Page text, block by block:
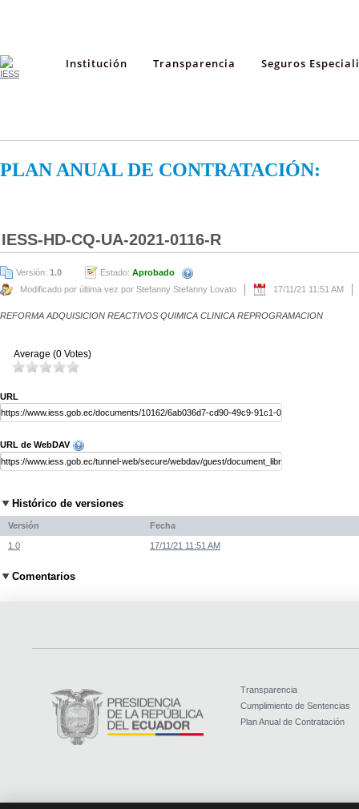
Institución Transparencia Seguros
PLAN ANUAL DE CONTRATACIÓN:
IESS-HD-CQ-UA-2021-0116-R
Versión: 1.0 Estado: Aprobado
Modificado por última vez por Stefanny Stefanny Lovato
17/11/21 11:51 AM
REFORMA ADQUISICION REACTIVOS QUIMICA CLINICA REPROGRAMACION
Average (0 Votes)
URL
URL de WebDAV
Histórico de versiones
Versión Fecha
1.0 17/11/21 11:51 AM
Comentarios
Transparencia
Cumplimiento de Sentencias
Plan Anual de Contratación